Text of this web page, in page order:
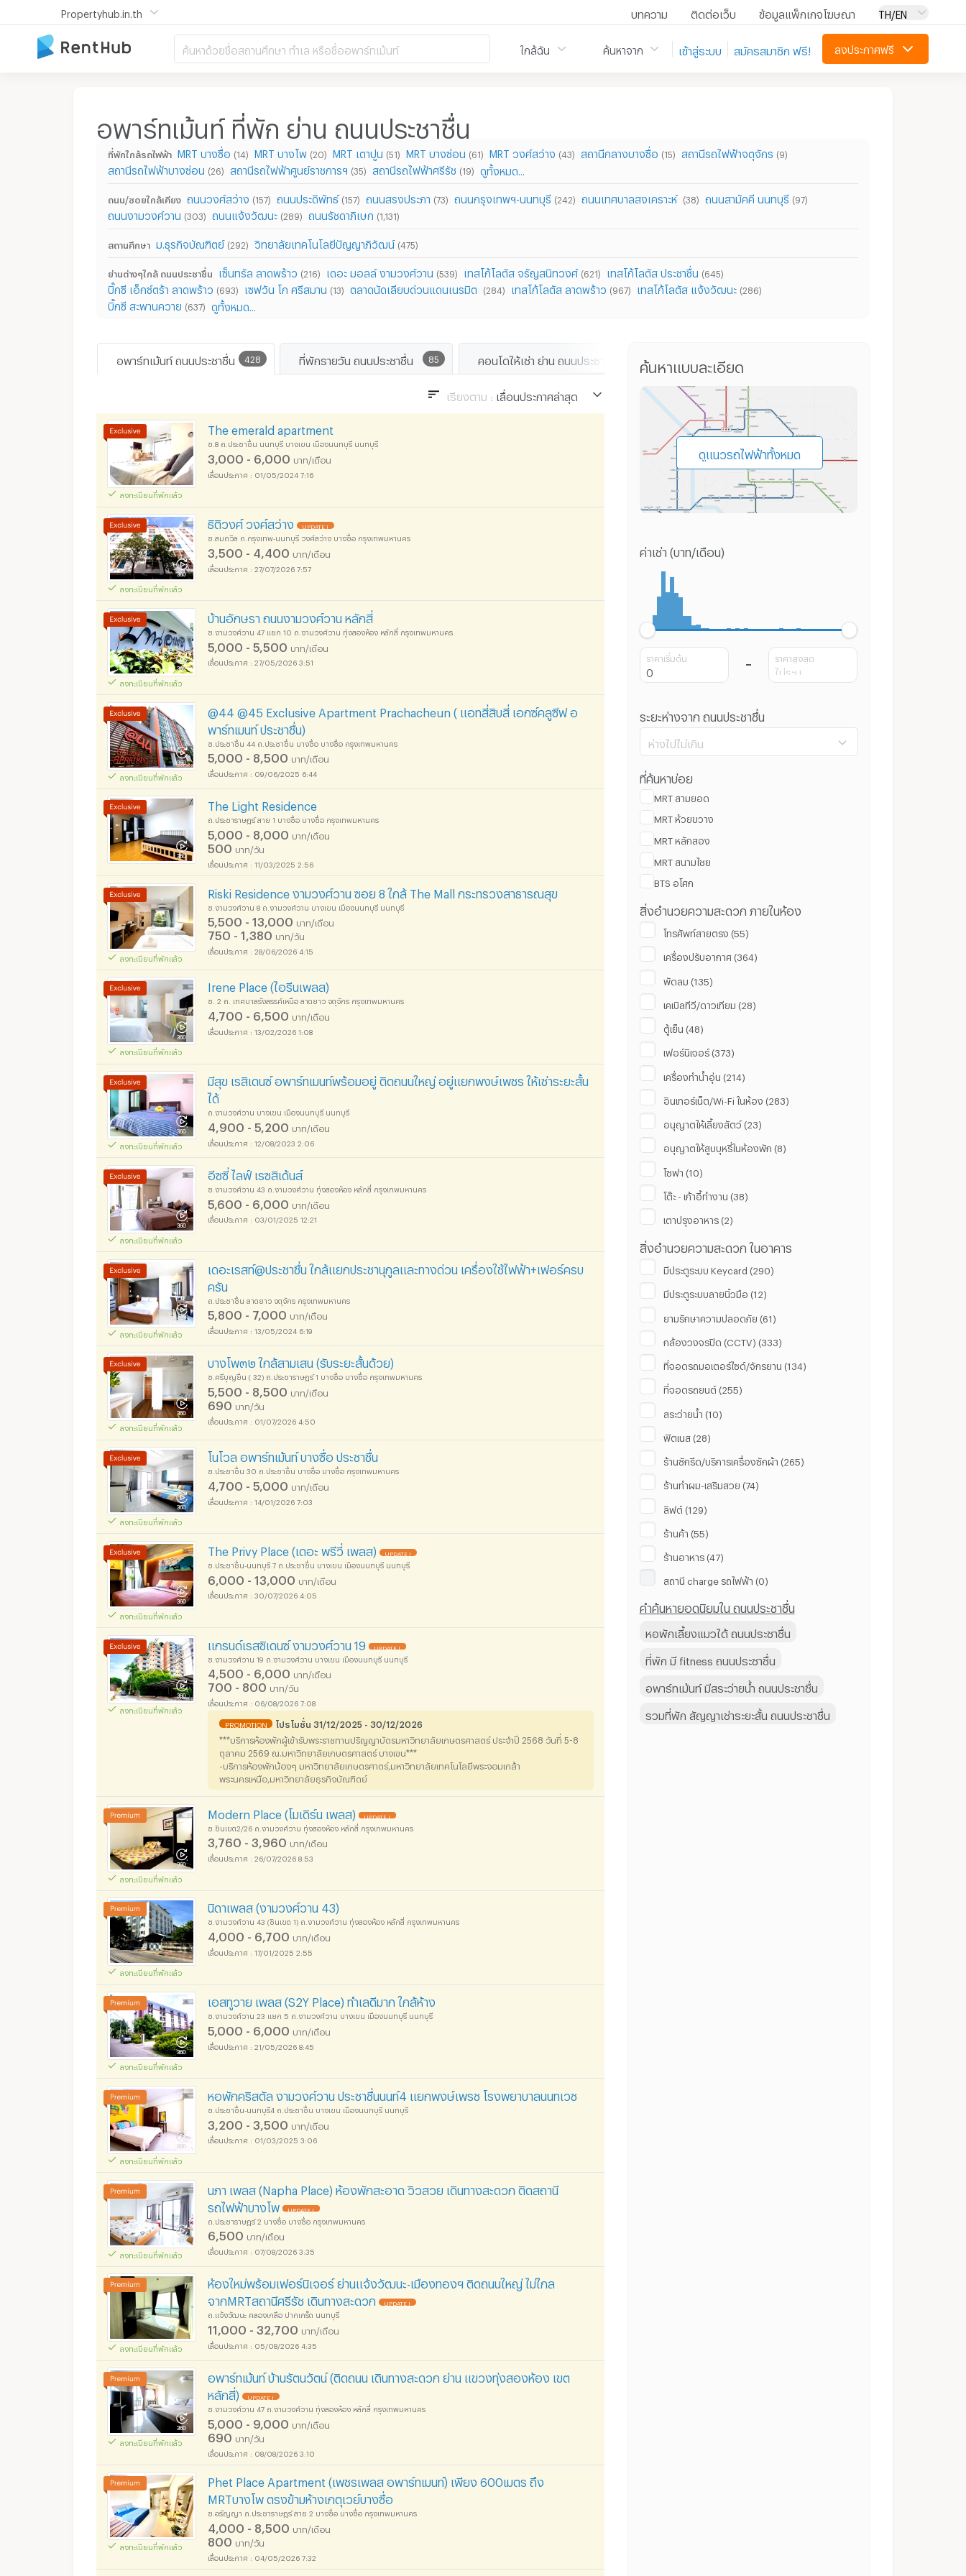
Propertyhub.in.th บทความ ติดต่อเว็บ ข้อมูลแพ็กเกจโฆษณา TH/EN
ค้นหาด้วยชื่อสถานศึกษา ทำเล หรือชื่ออพาร์ทเม้นท์ ใกล้ฉัน ค้นหาจาก เข้าสู่ระบบ สมัครสมาชิก ฟรี! ลงประกาศฟรี
อพาร์ทเม้นท์ ที่พัก ย่าน ถนนประชาชื่น
ที่พักใกล้รถไฟฟ้า MRT บางซื่อ (14) MRT บางโพ (20) MRT เตาปูน (51) MRT บางซ่อน (61) MRT วงศ์สว่าง (43) สถานีกลางบางซื่อ (15) สถานีรถไฟฟ้าจตุจักร (9)
สถานีรถไฟฟ้าบางซ่อน (26) สถานีรถไฟฟ้าศูนย์ราชการฯ (35) สถานีรถไฟฟ้าศรีรัช (19) ดูทั้งหมด...
ถนน/ซอยใกล้เคียง ถนนวงศ์สว่าง (157) ถนนประดิพัทธ์ (157) ถนนสรงประภา (73) ถนนกรุงเทพฯ-นนทบุรี (242) ถนนเทศบาลสงเคราะห์ (38) ถนนสามัคคี นนทบุรี (97)
ถนนงามวงศ์วาน (303) ถนนแจ้งวัฒนะ (289) ถนนรัชดาภิเษก (1,131)
สถานศึกษา ม.ธุรกิจบัณฑิตย์ (292) วิทยาลัยเทคโนโลยีปัญญาภิวัฒน์ (475)
ย่านต่างๆใกล้ ถนนประชาชื่น เซ็นทรัล ลาดพร้าว (216) เดอะ มอลล์ งามวงศ์วาน (539) เทสโก้โลตัส จรัญสนิทวงศ์ (621) เทสโก้โลตัส ประชาชื่น (645)
บิ๊กซี เอ็กซ์ตร้า ลาดพร้าว (693) เซฟวัน โก ศรีสมาน (13) ตลาดนัดเลียบด่วนแดนเนรมิต (284) เทสโก้โลตัส ลาดพร้าว (967) เทสโก้โลตัส แจ้งวัฒนะ (286)
บิ๊กซี สะพานควาย (637) ดูทั้งหมด...
428
อพาร์ทเม้นท์ ถนนประชาชื่น 85
ที่พักรายวัน ถนนประชาชื่น คอนโดให้เช่า ย่าน ถนนประชาชื่น
เรียงตาม : เลื่อนประกาศล่าสุด
ลงทะเบียนที่พักแล้ว
อพาร์ทเม้นท์ หอพัก ย่าน ถนนประชาชื่น :
The emerald apartment
ซ.8 ถ.ประชาชื่น นนทบุรี บางเขน เมืองนนทบุรี นนทบุรี
3,000 - 6,000 บาท/เดือน
01/05/2024 7:16
ลงทะเบียนที่พักแล้ว
ธิติวงศ์ วงศ์สว่าง UPDATE !
ซ.สมถวิล ถ.กรุงเทพ-นนทบุรี วงศ์สว่าง บางซื่อ กรุงเทพมหานคร
3,500 - 4,400 บาท/เดือน
27/07/2026 7:57
ลงทะเบียนที่พักแล้ว
บ้านอักษรา ถนนงามวงศ์วาน หลักสี่
ซ.งามวงศ์วาน 47 แยก 10 ถ.งามวงศ์วาน ทุ่งสองห้อง หลักสี่ กรุงเทพมหานคร
5,000 - 5,500 บาท/เดือน
27/05/2026 3:51
ลงทะเบียนที่พักแล้ว
@44 @45 Exclusive Apartment Prachacheun ( แอทสี่สิบสี่ เอกซ์คลูซีฟ อ
พาร์ทเมนท์ ประชาชื่น)
ซ.ประชาชื่น 44 ถ.ประชาชื่น บางซื่อ บางซื่อ กรุงเทพมหานคร
5,000 - 8,500 บาท/เดือน
09/06/2025 6:44
The Light Residence
ถ.ประชาราษฎร์ สาย 1 บางซื่อ บางซื่อ กรุงเทพมหานคร
5,000 - 8,000 บาท/เดือน
500 บาท/วัน
11/03/2025 2:56
ลงทะเบียนที่พักแล้ว
Riski Residence งามวงศ์วาน ซอย 8 ใกล้ The Mall กระทรวงสาธารณสุข
ซ.งามวงศ์วาน 8 ถ.งามวงศ์วาน บางเขน เมืองนนทบุรี นนทบุรี
5,500 - 13,000 บาท/เดือน
750 - 1,380 บาท/วัน
28/06/2026 4:15
ลงทะเบียนที่พักแล้ว
Irene Place (ไอรีนเพลส)
ซ. 2 ถ. เทศบาลรังสรรค์เหนือ ลาดยาว จตุจักร กรุงเทพมหานคร
4,700 - 6,500 บาท/เดือน
13/02/2026 1:08
ลงทะเบียนที่พักแล้ว
มีสุข เรสิเดนซ์ อพาร์ทเมนท์พร้อมอยู่ ติดถนนใหญ่ อยู่แยกพงษ์เพชร ให้เช่าระยะสั้น
ได้
ถ.งามวงศ์วาน บางเขน เมืองนนทบุรี นนทบุรี
4,900 - 5,200 บาท/เดือน
12/08/2023 2:06
ลงทะเบียนที่พักแล้ว
อีซซี่ ไลฟ์ เรซสิเด้นส์
ซ.งามวงศ์วาน 43 ถ.งามวงศ์วาน ทุ่งสองห้อง หลักสี่ กรุงเทพมหานคร
5,600 - 6,000 บาท/เดือน
03/01/2025 12:21
ลงทะเบียนที่พักแล้ว
เดอะเรสท์@ประชาชื่น ใกล้แยกประชานุกูลและทางด่วน เครื่องใช้ไฟฟ้า+เฟอร์ครบ
ครัน
ถ.ประชาชื่น ลาดยาว จตุจักร กรุงเทพมหานคร
5,800 - 7,000 บาท/เดือน
13/05/2024 6:19
ลงทะเบียนที่พักแล้ว
บางโพ๓๒ ใกล้สามเสน (รับระยะสั้นด้วย)
ซ.ศรีบุญยืน ( 32) ถ.ประชาราษฎร์ 1 บางซื่อ บางซื่อ กรุงเทพมหานคร
5,500 - 8,500 บาท/เดือน
690 บาท/วัน
01/07/2026 4:50
ลงทะเบียนที่พักแล้ว
โนโวล อพาร์ทเม้นท์ บางซื่อ ประชาชื่น
ซ.ประชาชื่น 30 ถ.ประชาชื่น บางซื่อ บางซื่อ กรุงเทพมหานคร
4,700 - 5,000 บาท/เดือน
14/01/2026 7:03
ลงทะเบียนที่พักแล้ว
The Privy Place (เดอะ พรีวี่ เพลส) UPDATE !
ซ.ประชาชื่น-นนทบุรี 7 ถ.ประชาชื่น บางเขน เมืองนนทบุรี นนทบุรี
6,000 - 13,000 บาท/เดือน
30/07/2026 4:05
ลงทะเบียนที่พักแล้ว
แกรนด์เรสซิเดนซ์ งามวงศ์วาน 19 UPDATE !
ซ.งามวงศ์วาน 19 ถ.งามวงศ์วาน บางเขน เมืองนนทบุรี นนทบุรี
4,500 - 6,000 บาท/เดือน
700 - 800 บาท/วัน
06/08/2026 7:08
PROMOTION โปรโมชั่น 31/12/2025 - 30/12/2026
***บริการห้องพักผู้เข้ารับพระราชทานปริญญาบัตรมหาวิทยาลัยเกษตรศาสตร์ ประจำปี 2568 วันที่ 5-8
ตุลาคม 2569 ณ.มหาวิทยาลัยเกษตรศาสตร์ บางเขน***
-บริการห้องพักน้องๆ มหาวิทยาลัยเกษตรศาตร์,มหาวิทยาลัยเทคโนโลยีพระจอมเกล้า
พระนครเหนือ,มหาวิทยาลัยธุรกิจบัณฑิตย์
ลงทะเบียนที่พักแล้ว
Modern Place (โมเดิร์น เพลส) UPDATE !
ซ.ชินเขต2/26 ถ.งามวงศ์วาน ทุ่งสองห้อง หลักสี่ กรุงเทพมหานคร
3,760 - 3,960 บาท/เดือน
26/07/2026 8:53
ลงทะเบียนที่พักแล้ว
นิดาเพลส (งามวงศ์วาน 43)
ซ.งามวงศ์วาน 43 (ชินเขต 1) ถ.งามวงศ์วาน ทุ่งสองห้อง หลักสี่ กรุงเทพมหานคร
4,000 - 6,700 บาท/เดือน
17/01/2025 2:55
ลงทะเบียนที่พักแล้ว
เอสทูวาย เพลส (S2Y Place) ทำเลดีมาก ใกล้ห้าง
ซ.งามวงศ์วาน 23 แยก 5 ถ.งามวงศ์วาน บางเขน เมืองนนทบุรี นนทบุรี
5,000 - 6,000 บาท/เดือน
21/05/2026 8:45
ลงทะเบียนที่พักแล้ว
หอพักคริสตัล งามวงศ์วาน ประชาชื่นนนท์4 แยกพงษ์เพรช โรงพยาบาลนนทเวช
ซ.ประชาชื่น-นนทบุรี4 ถ.ประชาชื่น บางเขน เมืองนนทบุรี นนทบุรี
3,200 - 3,500 บาท/เดือน
01/03/2025 3:06
ลงทะเบียนที่พักแล้ว
นภา เพลส (Napha Place) ห้องพักสะอาด วิวสวย เดินทางสะดวก ติดสถานี
รถไฟฟ้าบางโพ
UPDATE !
ถ.ประชาราษฎร์ 2 บางซื่อ บางซื่อ กรุงเทพมหานคร
6,500 บาท/เดือน
07/08/2026 3:35
ลงทะเบียนที่พักแล้ว
ห้องใหม่พร้อมเฟอร์นิเจอร์ ย่านแจ้งวัฒนะ-เมืองทองฯ ติดถนนใหญ่ ไม่ไกล
จากMRTสถานีศรีรัช เดินทางสะดวก
UPDATE !
ถ.แจ้งวัฒนะ คลองเกลือ ปากเกร็ด นนทบุรี
11,000 - 32,700 บาท/เดือน
05/08/2026 4:35
ลงทะเบียนที่พักแล้ว
อพาร์ทเม้นท์ บ้านรัตนวัตน์ (ติดถนน เดินทางสะดวก ย่าน แขวงทุ่งสองห้อง เขต
หลักสี่)
UPDATE !
ซ.งามวงศ์วาน 47 ถ.งามวงศ์วาน ทุ่งสองห้อง หลักสี่ กรุงเทพมหานคร
5,000 - 9,000 บาท/เดือน
690 บาท/วัน
08/08/2026 3:10
ลงทะเบียนที่พักแล้ว
Phet Place Apartment (เพชรเพลส อพาร์ทเมนท์) เพียง 600เมตร ถึง
MRTบางโพ ตรงข้ามห้างเกตุเวย์บางซื่อ
ซ.อรัญญา ถ.ประชาราษฎร์ สาย 2 บางซื่อ บางซื่อ กรุงเทพมหานคร
4,000 - 8,500 บาท/เดือน
800 บาท/วัน
04/05/2026 7:32
ค้นหาแบบละเอียด
ดูแนวรถไฟฟ้าทั้งหมด
ค่าเช่า (บาท/เดือน)
ราคาเริ่มต้น ราคาสูงสุด
ระยะห่างจาก ถนนประชาชื่น
ห่างไปไม่เกิน
100 ม.
ที่ค้นหาบ่อย
MRT สามยอด
MRT ห้วยขวาง
MRT หลักสอง
MRT สนามไชย
BTS อโศก
สิ่งอำนวยความสะดวก ภายในห้อง
โทรศัพท์สายตรง (55)
เครื่องปรับอากาศ (364)
พัดลม (135)
เคเบิลทีวี/ดาวเทียม (28)
ตู้เย็น (48)
เฟอร์นิเจอร์ (373)
เครื่องทำน้ำอุ่น (214)
อินเทอร์เน็ต/Wi-Fi ในห้อง (283)
อนุญาตให้เลี้ยงสัตว์ (23)
อนุญาตให้สูบบุหรี่ในห้องพัก (8)
โซฟา (10)
โต๊ะ - เก้าอี้ทำงาน (38)
เตาปรุงอาหาร (2)
สิ่งอำนวยความสะดวก ในอาคาร
มีประตูระบบ Keycard (290)
มีประตูระบบลายนิ้วมือ (12)
ยามรักษาความปลอดภัย (61)
กล้องวงจรปิด (CCTV) (333)
ที่จอดรถมอเตอร์ไซด์/จักรยาน (134)
ที่จอดรถยนต์ (255)
สระว่ายน้ำ (10)
ฟิตเนส (28)
ร้านซักรีด/บริการเครื่องซักผ้า (265)
ร้านทำผม-เสริมสวย (74)
ลิฟต์ (129)
ร้านค้า (55)
ร้านอาหาร (47)
สถานี ​charge รถไฟฟ้า (0)
คำค้นหายอดนิยมใน ถนนประชาชื่น
หอพักเลี้ยงแมวได้ ถนนประชาชื่น
ที่พัก มี fitness ถนนประชาชื่น
อพาร์ทเม้นท์ มีสระว่ายน้ำ ถนนประชาชื่น
รวมที่พัก สัญญาเช่าระยะสั้น ถนนประชาชื่น